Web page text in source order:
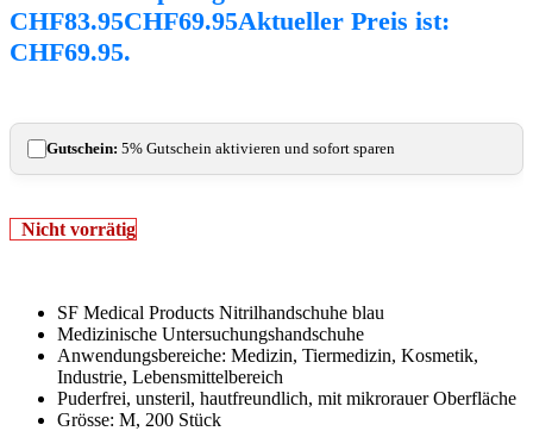
CHF83.95CHF69.95Aktueller Preis ist:
CHF69.95.
Gutschein: 5% Gutschein aktivieren und sofort sparen
Nicht vorrätig
SF Medical Products Nitrilhandschuhe blau
Medizinische Untersuchungshandschuhe
Anwendungsbereiche: Medizin, Tiermedizin, Kosmetik,
Industrie, Lebensmittelbereich
Puderfrei, unsteril, hautfreundlich, mit mikrorauer Oberfläche
Grösse: M, 200 Stück